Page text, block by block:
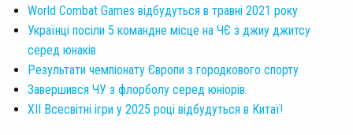
World Combat Games відбудуться в травні 2021 року
Українці посіли 5 командне місце на ЧЄ з джиу джитсу
серед юнаків
Результати чемпіонату Європи з городкового спорту
Завершився ЧУ з флорболу серед юніорів.
XII Всесвітні ігри у 2025 році відбудуться в Китаї!